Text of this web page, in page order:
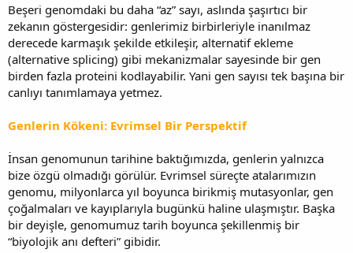
Beşeri genomdaki bu daha “az” sayı, aslında şaşırtıcı bir
zekanın göstergesidir: genlerimiz birbirleriyle inanılmaz
derecede karmaşık şekilde etkileşir, alternatif ekleme
(alternative splicing) gibi mekanizmalar sayesinde bir gen
birden fazla proteini kodlayabilir. Yani gen sayısı tek başına bir
canlıyı tanımlamaya yetmez.
Genlerin Kökeni: Evrimsel Bir Perspektif
İnsan genomunun tarihine baktığımızda, genlerin yalnızca
bize özgü olmadığı görülür. Evrimsel süreçte atalarımızın
genomu, milyonlarca yıl boyunca birikmiş mutasyonlar, gen
çoğalmaları ve kayıplarıyla bugünkü haline ulaşmıştır. Başka
bir deyişle, genomumuz tarih boyunca şekillenmiş bir
“biyolojik anı defteri” gibidir.